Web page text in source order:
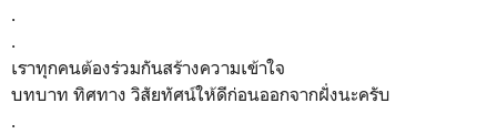
.
.
เราทุกคนต้องร่วมกันสร้างความเข้าใจ
บทบาท ทิศทาง วิสัยทัศน์ให้ดีก่อนออกจากฝั่งนะครับ
.